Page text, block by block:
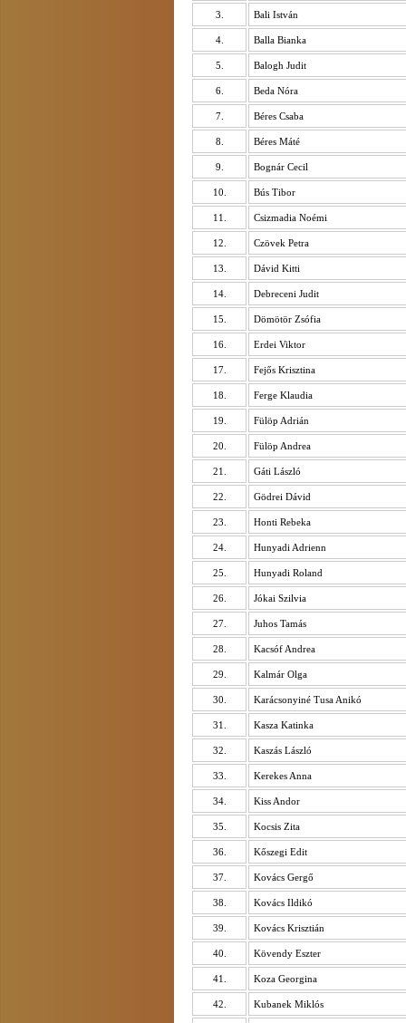
3. Bali István
4. Balla Bianka
5. Balogh Judit
6. Beda Nóra
7. Béres Csaba
8. Béres Máté
9. Bognár Cecil
10. Bús Tibor
11. Csizmadia Noémi
12. Czövek Petra
13. Dávid Kitti
14. Debreceni Judit
15. Dömötör Zsófia
16. Erdei Viktor
17. Fejős Krisztina
18. Ferge Klaudia
19. Fülöp Adrián
20. Fülöp Andrea
21. Gáti László
22. Gödrei Dávid
23. Honti Rebeka
24. Hunyadi Adrienn
25. Hunyadi Roland
26. Jókai Szilvia
27. Juhos Tamás
28. Kacsóf Andrea
29. Kalmár Olga
30. Karácsonyiné Tusa Anikó
31. Kasza Katinka
32. Kaszás László
33. Kerekes Anna
34. Kiss Andor
35. Kocsis Zita
36. Kőszegi Edit
37. Kovács Gergő
38. Kovács Ildikó
39. Kovács Krisztián
40. Kövendy Eszter
41. Koza Georgina
42. Kubanek Miklós